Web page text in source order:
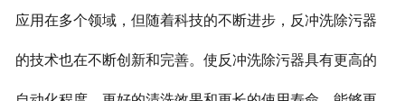
应用在多个领域，但随着科技的不断进步，反冲洗除污器
的技术也在不断创新和完善。使反冲洗除污器具有更高的